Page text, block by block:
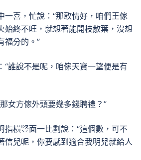
喜，忙說：“那敢情好，咱們王傢
始終不旺，就想著能開枝散葉，沒想
福分的。”
說不是呢，咱傢天寶一望便是有
方傢外頭要幾多錢聘禮？”
橫豎面一比劃說：“這個數，可不
信兒呢，你要感到適合我明兒就給人